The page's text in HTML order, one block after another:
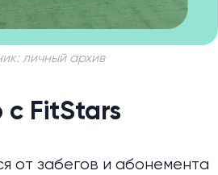
личный архив
FitStars
от забегов и абонемента